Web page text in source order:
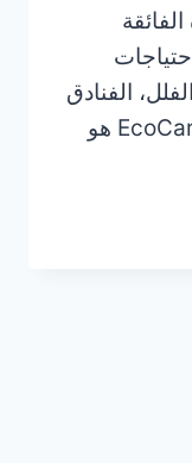
الفنادق
والمستودعات. ما يميز شركة EcoCare هو